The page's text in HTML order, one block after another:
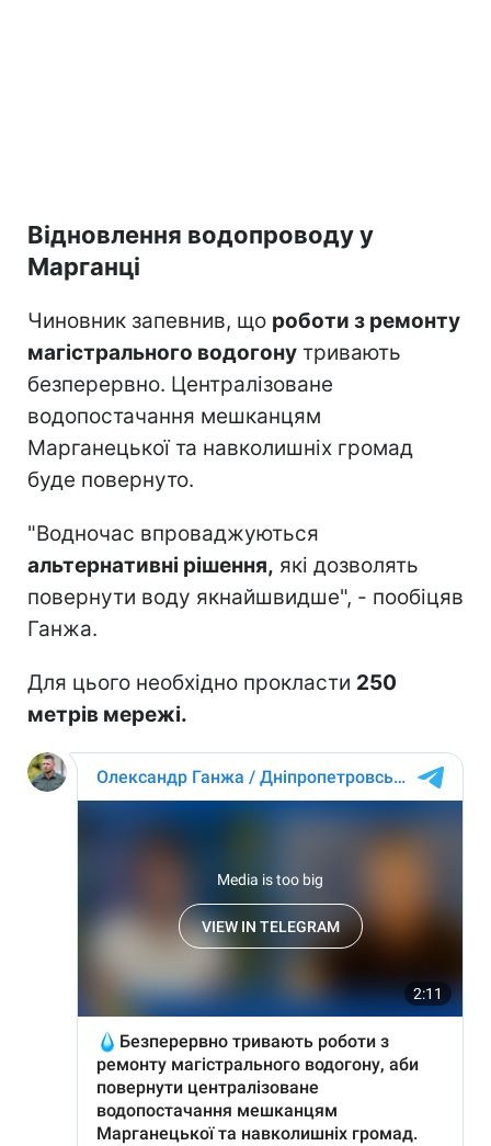
Відновлення водопроводу у
Марганці
Чиновник запевнив, що роботи з ремонту
магістрального водогону тривають
безперервно. Централізоване
водопостачання мешканцям
Марганецької та навколишніх громад
буде повернуто.
"Водночас впроваджуються
альтернативні рішення, які дозволять
повернути воду якнайшвидше", - пообіцяв
Ганжа.
Для цього необхідно прокласти 250
метрів мережі.